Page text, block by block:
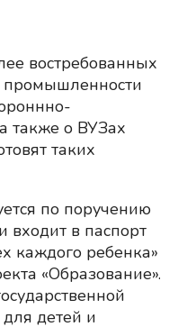
востребованных
промышленности
также о ВУЗах
таких
по поручению
входит в паспорт
каждого ребенка»
«Образование».
для детей и